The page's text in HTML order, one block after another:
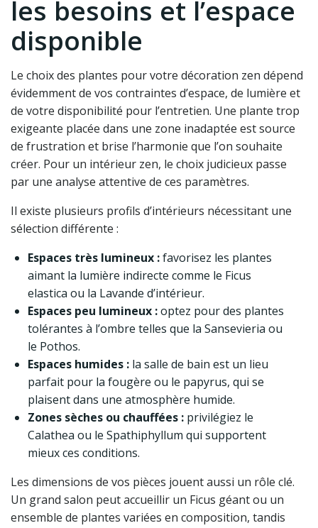
les besoins et l’espace
disponible
Le choix des plantes pour votre décoration zen dépend
évidemment de vos contraintes d’espace, de lumière et
de votre disponibilité pour l’entretien. Une plante trop
exigeante placée dans une zone inadaptée est source
de frustration et brise l’harmonie que l’on souhaite
créer. Pour un intérieur zen, le choix judicieux passe
par une analyse attentive de ces paramètres.
Il existe plusieurs profils d’intérieurs nécessitant une
sélection différente :
Espaces très lumineux :favorisez les plantes
aimant la lumière indirecte comme le Ficus
elastica ou la Lavande d’intérieur.
Espaces peu lumineux :optez pour des plantes
tolérantes à l’ombre telles que la Sansevieria ou
le Pothos.
Espaces humides : la salle de bain est un lieu
parfait pour la fougère ou le papyrus, qui se
plaisent dans une atmosphère humide.
Zones sèches ou chauffées : privilégiez le
Calathea ou le Spathiphyllum qui supportent
mieux ces conditions.
Les dimensions de vos pièces jouent aussi un rôle clé.
Un grand salon peut accueillir un Ficus géant ou un
ensemble de plantes variées en composition, tandis